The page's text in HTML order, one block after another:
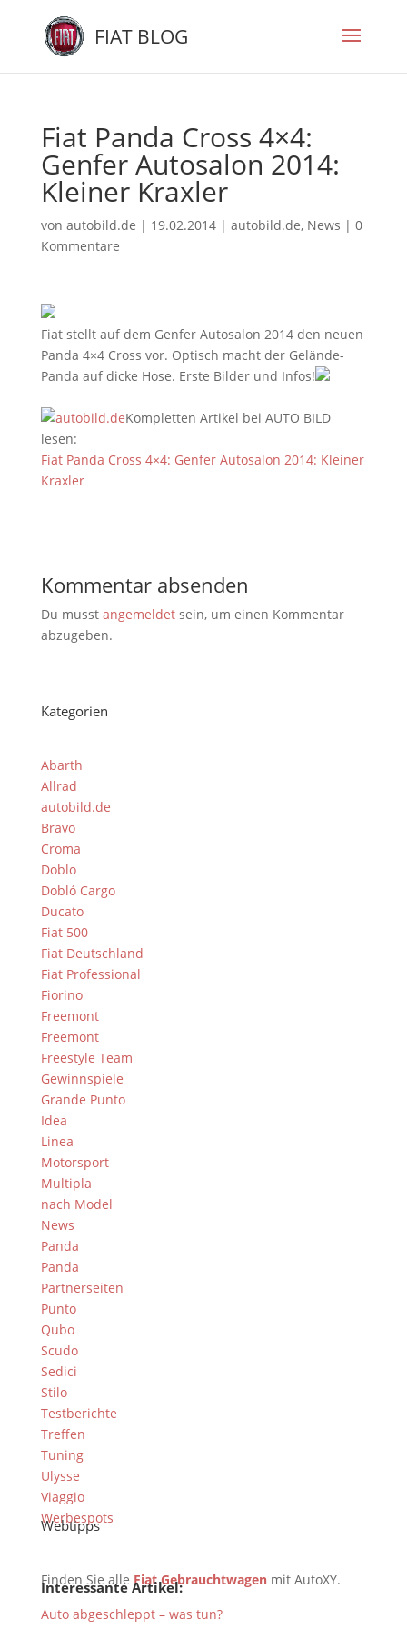
FIAT BLOG
Fiat Panda Cross 4×4:
Genfer Autosalon 2014:
Kleiner Kraxler
von autobild.de | 19.02.2014| autobild.de, News | 0
Kommentare
Fiat stellt auf dem Genfer Autosalon 2014 den neuen
Panda 4×4 Cross vor. Optisch macht der Gelände-
Panda auf dicke Hose. Erste Bilder und Infos!
Kompletten Artikel bei AUTO BILD
lesen:
Fiat Panda Cross 4×4: Genfer Autosalon 2014: Kleiner
Kraxler
Kommentar absenden
Du musst angemeldetsein, um einen Kommentar
abzugeben.
Kategorien
Abarth
Allrad
autobild.de
Bravo
Croma
Doblo
Dobló Cargo
Ducato
Fiat 500
Fiat Deutschland
Fiat Professional
Fiorino
Freemont
Freemont
Freestyle Team
Gewinnspiele
Grande Punto
Idea
Linea
Motorsport
Multipla
nach Model
News
Panda
Panda
Partnerseiten
Punto
Qubo
Scudo
Sedici
Stilo
Testberichte
Treffen
Tuning
Ulysse
Viaggio
Werbespots
Webtipps
Finden Sie alle Fiat Gebrauchtwagenmit AutoXY.
Interessante Artikel:
Auto abgeschleppt – was tun?